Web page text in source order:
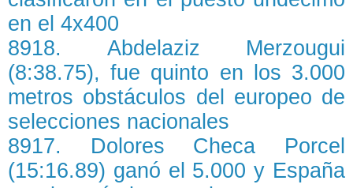
en el 4x400
8918. Abdelaziz Merzougui
(8:38.75), fue quinto en los 3.000
metros obstáculos del europeo de
selecciones nacionales
8917. Dolores Checa Porcel
(15:16.89) ganó el 5.000 y España